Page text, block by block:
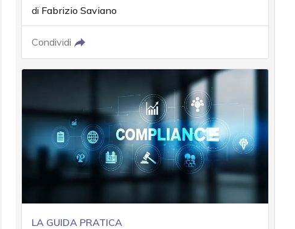
di Fabrizio Saviano
Condividi
LA GUIDA PRATICA